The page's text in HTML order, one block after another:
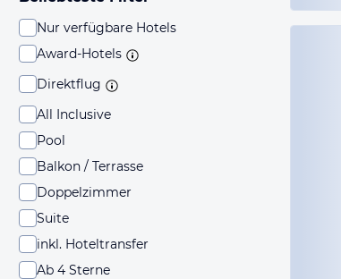
Nur verfügbare Hotels
Award-Hotels
Direktflug
All Inclusive
Pool
Balkon / Terrasse
Doppelzimmer
Suite
inkl. Hoteltransfer
Ab 4 Sterne